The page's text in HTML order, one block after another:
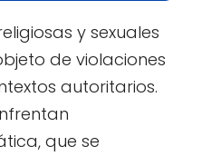
y sexuales
de violaciones
autoritarios.
que se